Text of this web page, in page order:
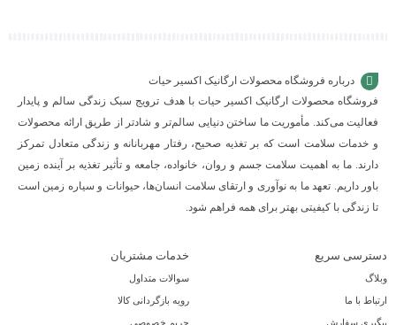
درباره فروشگاه محصولات ارگانیک اکسیر حیات
فروشگاه محصولات ارگانیک اکسیر حیات با هدف ترویج سبک زندگی سالم و پایدار
فعالیت می‌کند. مأموریت ما ساختن دنیایی سالم‌تر و شادتر از طریق ارائه محصولات
و خدمات سلامت است که بر تغذیه صحیح، رفتار مهربانانه و زندگی متعادل تمرکز
دارند. ما به اهمیت سلامت جسم و روان، خانواده، جامعه و تأثیر تغذیه بر آینده زمین
باور داریم. تعهد ما به نوآوری و ارتقای سلامت انسان‌ها، حیوانات و سیاره زمین است
تا زندگی با کیفیتی بهتر برای همه فراهم شود.
دسترسی سریع
وبلاگ
ارتباط با ما
پیگیری سفارش
خدمات مشتریان
سوالات متداول
رویه بازگردانی کالا
حریم خصوصی